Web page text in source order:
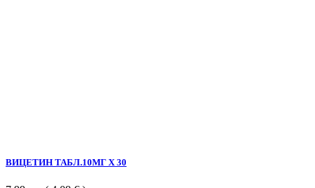
ВИЦЕТИН ТАБЛ.10МГ Х 30